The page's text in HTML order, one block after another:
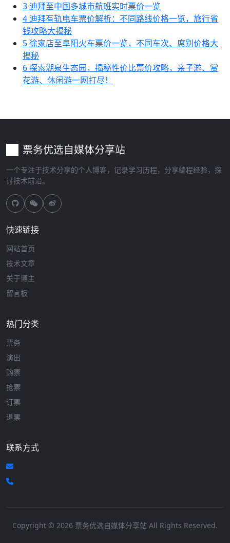
3迪拜至中国多城市航班实时票价一览
4迪拜有轨电车票价解析：不同路线价格一览，旅行省
钱攻略大揭秘
5徐家店至阜阳火车票价一览，不同车次、席别价格大
揭秘
6探索湖泉生态园，揭秘性价比票价攻略，亲子游、赏
花游、休闲游一网打尽！
票务优选自媒体分享站
一个专注于技术分享的个人博客，记录学习历程，分享编程经验，探
讨技术前沿。
快速链接
网站首页
技术文章
关于博主
留言板
热门分类
票务
演出
购票
抢票
订票
退票
联系方式
Copyright © 2026 票务优选自媒体分享站 All Rights Reserved.